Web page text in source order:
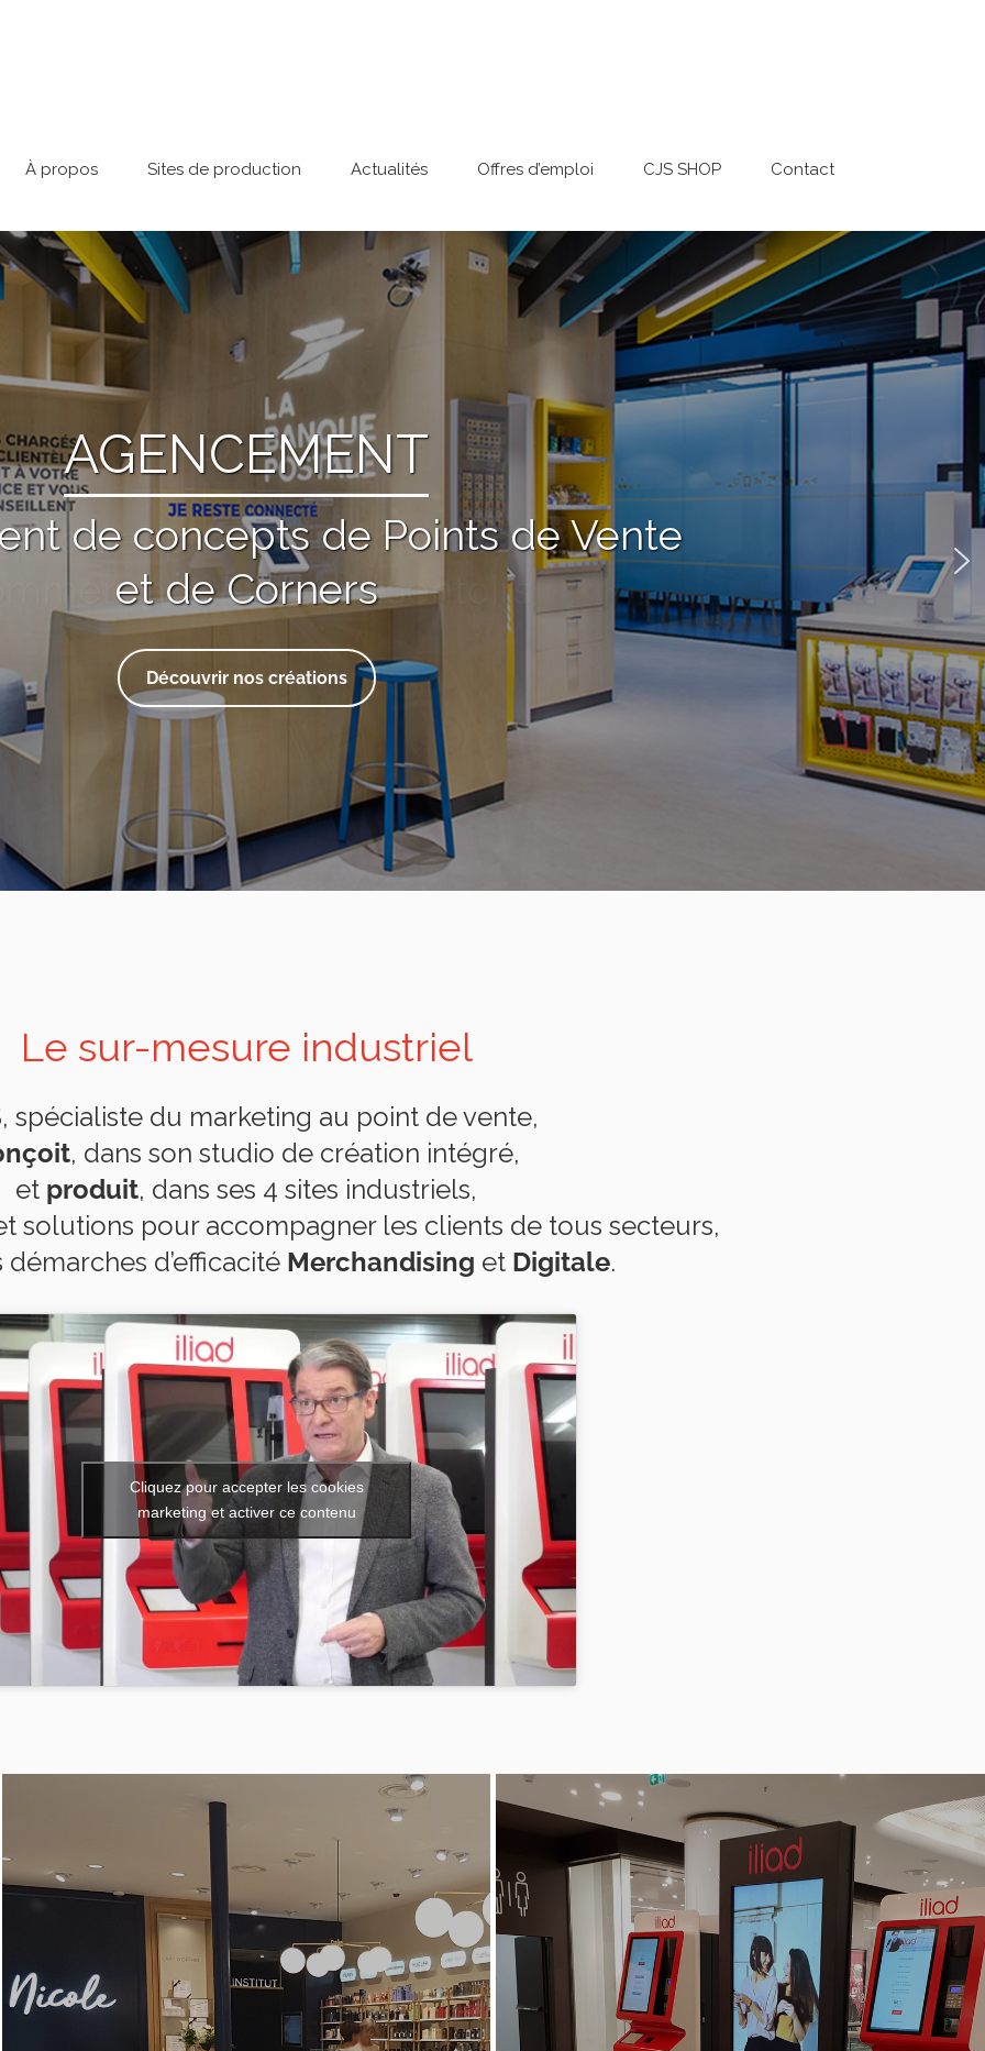
À propos Sites de production Actualités Offres d’emploi CJS SHOP Contact
AGENCEMENT
de concepts de Points de Vente
et de Corners
Découvrir nos créations
BORNES DIGITALES
et production de bornes
digitales interactives
Découvrir nos créations
Le sur-mesure industriel
, spécialiste du marketing au point de vente,
, dans son studio de création intégré,
et produit, dans ses 4 sites industriels,
solutions pour accompagner les clients de tous secteurs,
d’efficacité Merchandising et Digitale.
Cliquez pour accepter les cookies
marketing et activer ce contenu